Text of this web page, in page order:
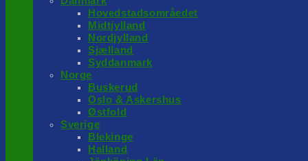
Hovedstadsområedet
Midtjylland
Nordjylland
Sjælland
Syddanmark
Norge
Buskerud
Oslo & Askershus
Østfold
Sverige
Blekinge
Halland